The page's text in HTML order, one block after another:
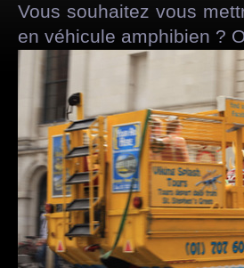
Vous souhaitez vous
en véhicule amphibien ?